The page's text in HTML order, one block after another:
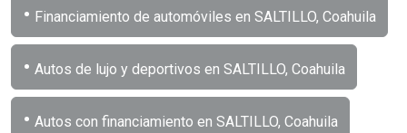
• Financiamiento de automóviles en SALTILLO, Coahuila
• Autos de lujo y deportivos en SALTILLO, Coahuila
• Autos con financiamiento en SALTILLO, Coahuila